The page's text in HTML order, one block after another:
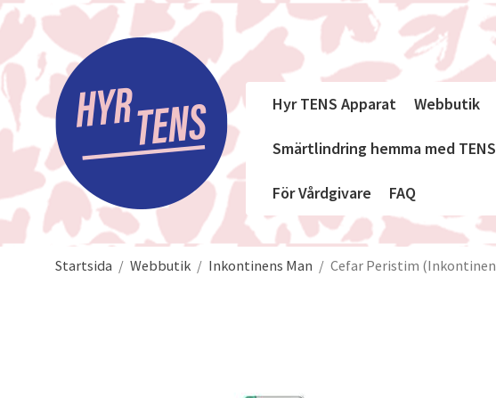
Hyr TENS Apparat Webbutik
Smärtlindring hemma med TENS
För Vårdgivare FAQ
Startsida / Webbutik / Inkontinens Man / Cefar Peristim